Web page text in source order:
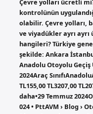
Çevre yolları ücretli
kontrolünün
olabilir. Çevre yolları,
ve viyadükler ayrı
hangileri? Türkiye
şekilde: Ankara
Anadolu Otoyolu
2024Araç
TL155,00 TL3207,00
daha•29 Temmuz
024 • PttAVM › Blog ›